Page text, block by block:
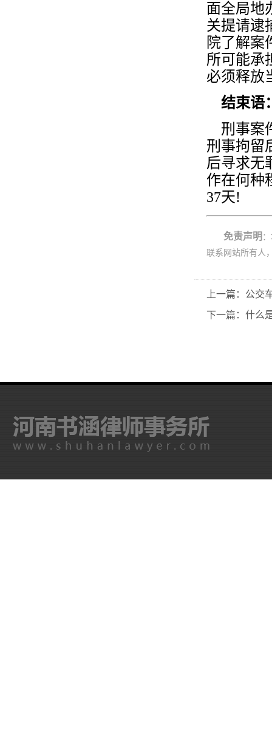
面全局地
关提请逮
院了解案
所可能承
必须释放
结束语
刑事案
刑事拘留
后寻求无
作在何种
37天!
免责声明
联系网站所有人
上一篇：公交
下一篇：什么